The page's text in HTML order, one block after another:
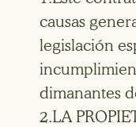
causas
legislación
dimanantes
2.LA